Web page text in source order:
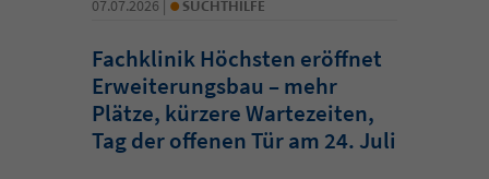
07.07.2026 | SUCHTHILFE
Fachklinik Höchsten eröffnet
Erweiterungsbau – mehr
Plätze, kürzere Wartezeiten,
Tag der offenen Tür am 24. Juli